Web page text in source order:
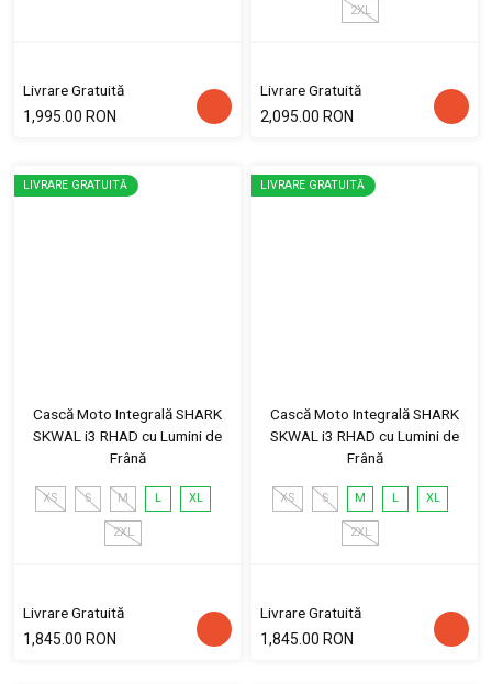
Livrare Gratuită
1,995.00 RON
2XL
Livrare Gratuită
2,095.00 RON
LIVRARE GRATUITĂ
Cască Moto Integrală SHARK
SKWAL i3 RHAD cu Lumini de
Frână
XS S M L XL
2XL
Livrare Gratuită
1,845.00 RON
LIVRARE GRATUITĂ
Cască Moto Integrală SHARK
SKWAL i3 RHAD cu Lumini de
Frână
XS S M L XL
2XL
Livrare Gratuită
1,845.00 RON